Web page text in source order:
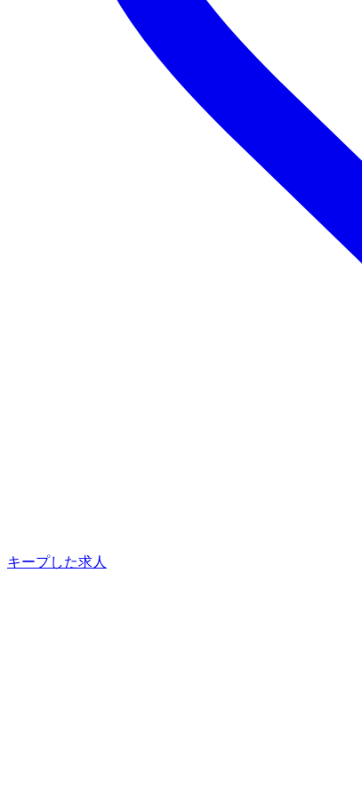
キープした求人